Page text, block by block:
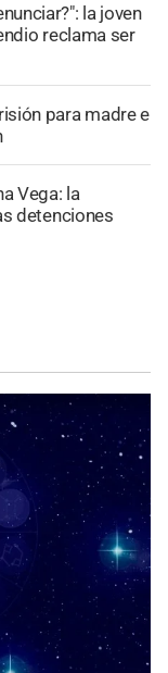
la joven
reclama ser
para madre e
Vega: la
detenciones